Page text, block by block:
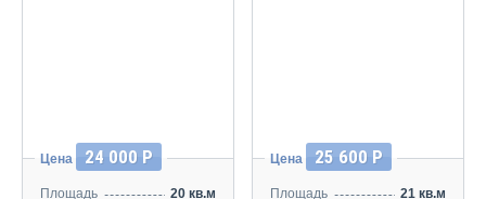
Цена 24 000 Р
Площадь
20 кв.м
Цена 25 600 Р
Площадь
21 кв.м